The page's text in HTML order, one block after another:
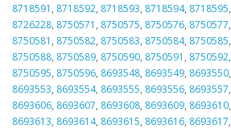
8718591 , 8718592, 8718593, 8718594, 8718595,
8726228, 8750571 , 8750575, 8750576, 8750577,
8750581 , 8750582, 8750583, 8750584, 8750585,
8750588, 8750589, 8750590, 8750591 , 8750592,
8750595, 8750596, 8693548, 8693549, 8693550,
8693553, 8693554, 8693555, 8693556, 8693557,
8693606, 8693607, 8693608, 8693609, 8693610,
8693613, 8693614, 8693615, 8693616, 8693617,